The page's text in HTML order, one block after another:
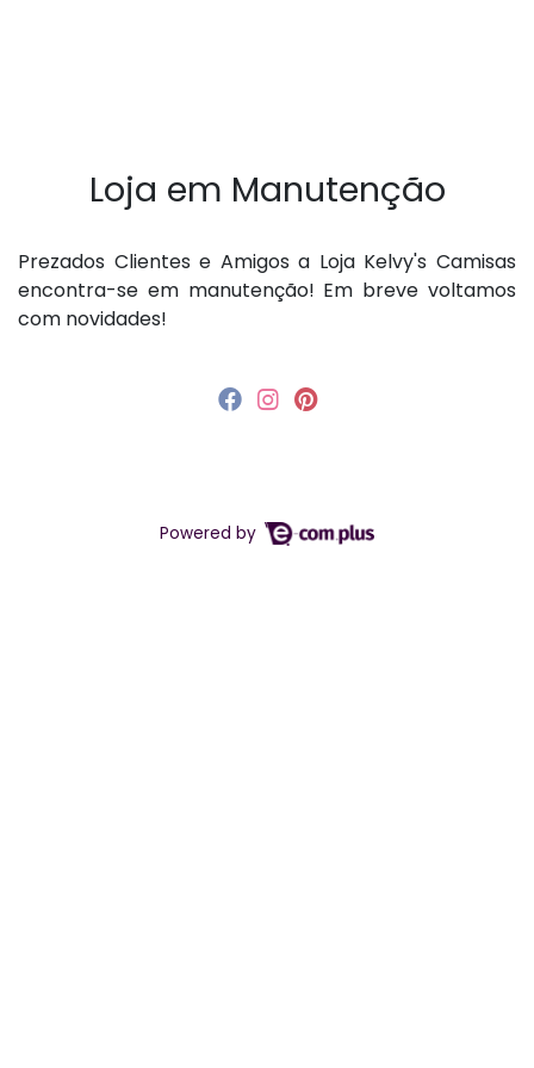
Loja em Manutenção
P rezados Clientes e Amigos a Loja Kelvy's Camisas
encontra-se em manutenção! Em breve voltamos
com novidades!
Powered by